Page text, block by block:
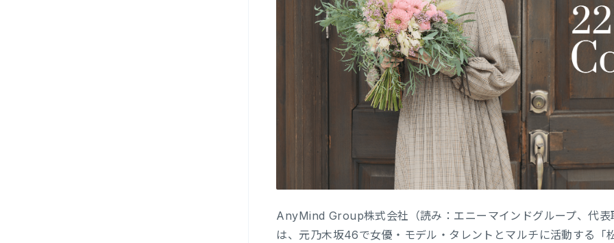
AnyMind Group株式会社（読み：エニーマインドグループ、代表
は、元乃木坂46で女優・モデル・タレントとマルチに活動する「